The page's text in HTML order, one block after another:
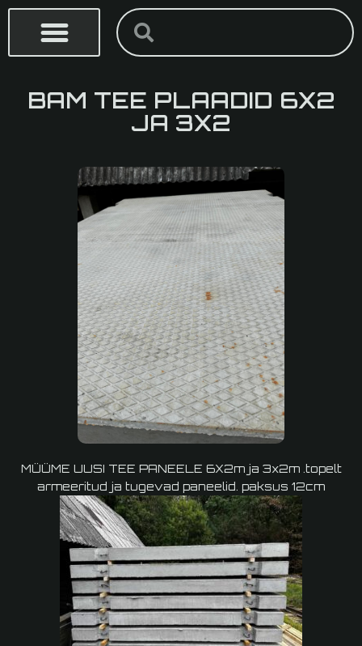
Skip
content
SearchSearch
BAM TEE PLAADID 6X2
JA 3X2
MÜÜME UUSI TEE PANEELE 6X2m ja 3x2m .topelt
armeeritud ja tugevad paneelid. paksus 12cm